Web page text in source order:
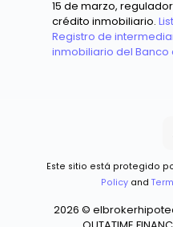
Este sitio está protegido
Policyand